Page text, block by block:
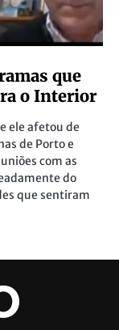
que
o Interior
ele afetou de
de Porto e
com as
do
que sentiram